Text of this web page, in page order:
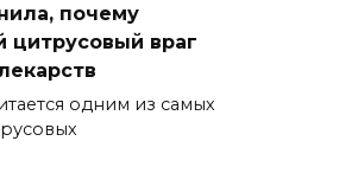
почему
цитрусовый враг
одним из самых